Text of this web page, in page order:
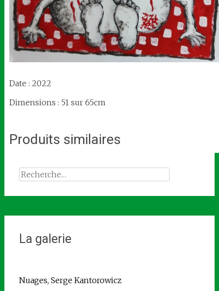
Date : 2022
Dimensions : 51 sur 65cm
Produits similaires
Rechercher :
La galerie
Nuages, Serge Kantorowicz